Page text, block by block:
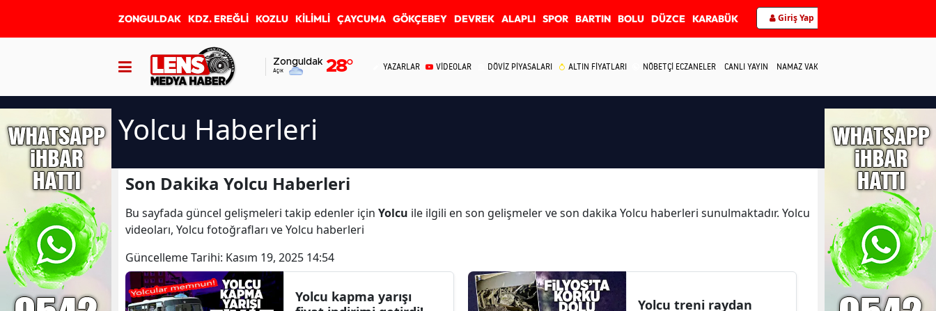
ZONGULDAK KDZ. EREĞLİ KOZLU KİLİMLİ ÇAYCUMA GÖKÇEBEY DEVREK ALAPLI SPOR BARTIN BOLU DÜZCE KARABÜK Giriş Yap
Zonguldak
Açık 28° YAZARLAR VİDEOLAR DÖVİZ PİYASALARI ALTIN FİYATLARI NÖBETÇİ ECZANELER CANLI YAYIN NAMAZ VAKİTLERİ
Yolcu Haberleri
Son Dakika Yolcu Haberleri
Bu sayfada güncel gelişmeleri takip edenler için Yolcu ile ilgili en son gelişmeler ve son dakika Yolcu haberleri sunulmaktadır. Yolcu
videoları, Yolcu fotoğrafları ve Yolcu haberleri
Güncelleme Tarihi: Kasım 19, 2025 14:54
Yolcu kapma yarışı
Yolcu treni raydan